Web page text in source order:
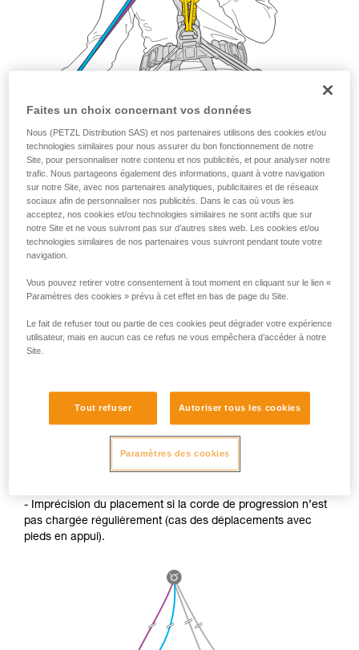
SI VOUS N’UTILISEZ PAS CETTE TECHNIQUE lors de
longue descente, l’élongation des cordes peut poser deux
- Imprécision du placement si la corde de progression n’est
pas chargée régulièrement (cas des déplacements avec
pieds en appui).
Faites un choix concernant vos données
Nous (PETZL Distribution SAS) et nos partenaires utilisons des cookies et/ou
technologies similaires pour nous assurer du bon fonctionnement de notre
Site, pour personnaliser notre contenu et nos publicités, et pour analyser notre
trafic. Nous partageons également des informations, quant à votre navigation
sur notre Site, avec nos partenaires analytiques, publicitaires et de réseaux
sociaux afin de personnaliser nos publicités. Dans le cas où vous les
acceptez, nos cookies et/ou technologies similaires ne sont actifs que sur
notre Site et ne vous suivront pas sur d’autres sites web. Les cookies et/ou
technologies similaires de nos partenaires vous suivront pendant toute votre
navigation.
Vous pouvez retirer votre consentement à tout moment en cliquant sur le lien «
Paramètres des cookies » prévu à cet effet en bas de page du Site.
Le fait de refuser tout ou partie de ces cookies peut dégrader votre expérience
utilisateur, mais en aucun cas ce refus ne vous empêchera d’accéder à notre
Site.
Tout refuser Autoriser tous les cookies
Paramètres des cookies